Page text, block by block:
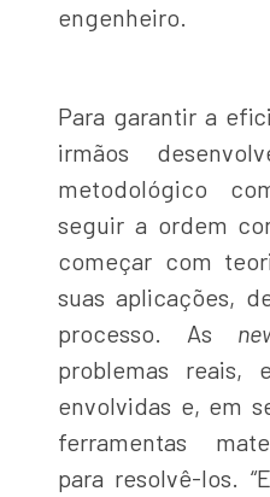
engenheiro.
Para garantir a
irmãos
metodológico
seguir a ordem
começar com
suas aplicações,
processo. As
problemas reais,
envolvidas e, em
ferramentas
para resolvê-los.